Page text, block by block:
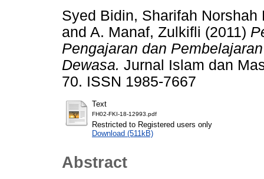
Syed Bidin, Sharifah Norshah
and A. Manaf, Zulkifli (2011)
Pengajaran dan
Dewasa. Jurnal Islam dan
70. ISSN 1985-7667
Text
FH02-FKI-18-12993.pdf
Restricted to Registered users only
Download (511kB)
Abstract